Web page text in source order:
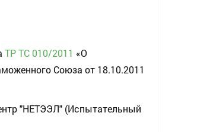
ТР ТС 010/2011 «О
Союза от 18.10.2011
"НЕТЭЭЛ" (Испытательный